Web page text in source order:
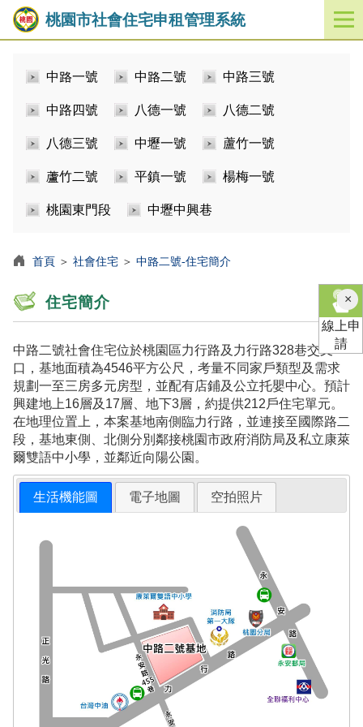
桃園市社會住宅申租管理系統
開
啟
中路一號 中路二號 中路三號
中路四號 八德一號 八德二號
八德三號 中壢一號 蘆竹一號
蘆竹二號 平鎮一號 楊梅一號
桃園東門段 中壢中興巷
首頁 ＞ 社會住宅 ＞ 中路二號-住宅簡介
住宅簡介
中路二號社會住宅位於桃園區力行路及力行路328巷交叉
口，基地面積為4546平方公尺，考量不同家戶類型及需求
規劃一至三房多元房型，並配有店鋪及公立托嬰中心。預計
興建地上16層及17層、地下3層，約提供212戶住宅單元。
在地理位置上，本案基地南側臨力行路，並連接至國際路二
段，基地東側、北側分別鄰接桃園市政府消防局及私立康萊
爾雙語中小學，並鄰近向陽公園。
生活機能圖 電子地圖 空拍照片
×關
閉
線上申
請